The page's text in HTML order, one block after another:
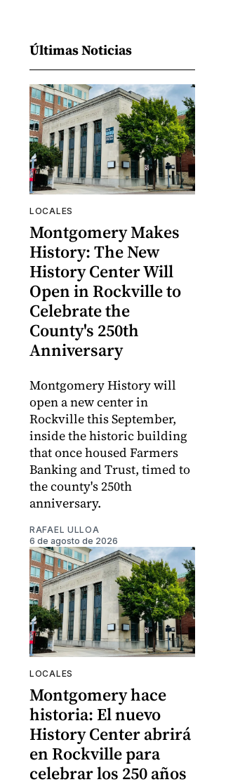
Últimas Noticias
LOCALES
Montgomery Makes
History: The New
History Center Will
Open in Rockville to
Celebrate the
County's 250th
Anniversary
Montgomery History will
open a new center in
Rockville this September,
inside the historic building
that once housed Farmers
Banking and Trust, timed to
the county's 250th
anniversary.
RAFAEL ULLOA
6 de agosto de 2026
LOCALES
Montgomery hace
historia: El nuevo
History Center abrirá
en Rockville para
celebrar los 250 años